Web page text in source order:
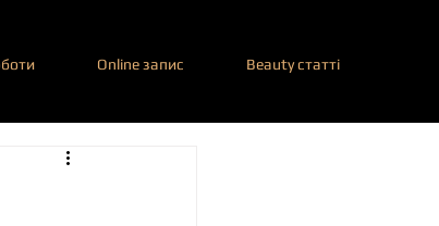
Online запис Beauty статті